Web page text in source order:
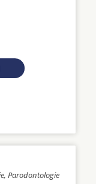
Parodontologie